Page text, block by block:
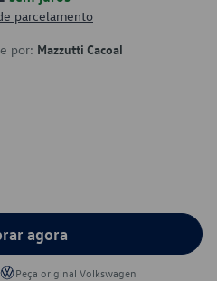
parcelamento
por: Mazzutti Cacoal
agora
Peça original Volkswagen